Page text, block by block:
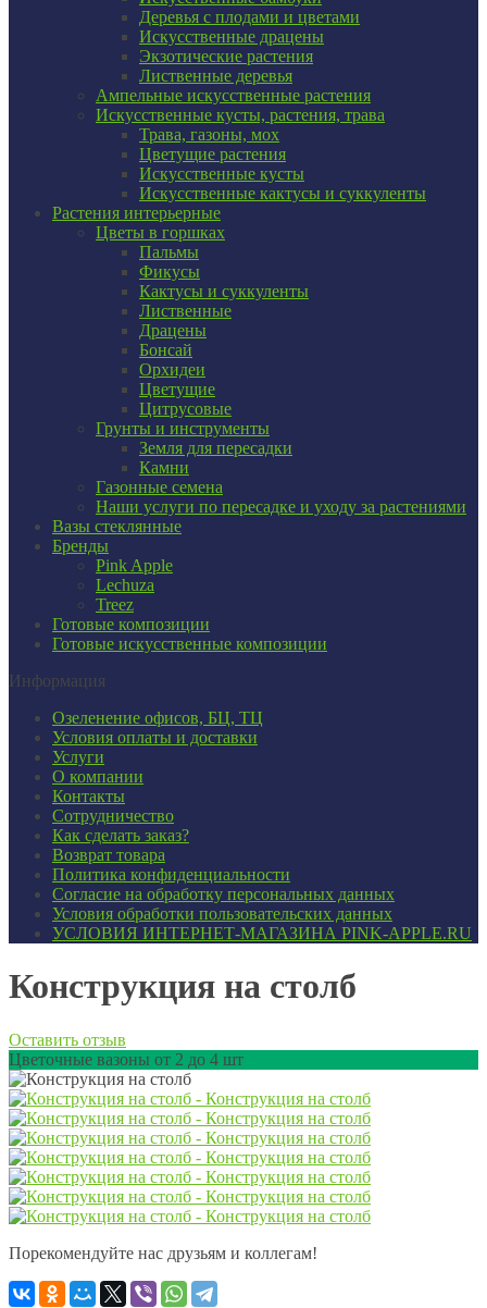
Деревья с плодами и цветами
Искусственные драцены
Экзотические растения
Лиственные деревья
Ампельные искусственные растения
Искусственные кусты, растения, трава
Трава, газоны, мох
Цветущие растения
Искусственные кусты
Искусственные кактусы и суккуленты
Растения интерьерные
Цветы в горшках
Пальмы
Фикусы
Кактусы и суккуленты
Лиственные
Драцены
Бонсай
Орхидеи
Цветущие
Цитрусовые
Грунты и инструменты
Земля для пересадки
Камни
Газонные семена
Наши услуги по пересадке и уходу за растениями
Вазы стеклянные
Бренды
Pink Apple
Lechuza
Treez
Готовые композиции
Готовые искусственные композиции
Информация
Озеленение офисов, БЦ, ТЦ
Условия оплаты и доставки
Услуги
О компании
Контакты
Сотрудничество
Как сделать заказ?
Возврат товара
Политика конфиденциальности
Согласие ​на обработку персональных данных
Условия обработки пользовательских данных
УСЛОВИЯ ИНТЕРНЕТ-МАГАЗИНА PINK-APPLE.RU
Конструкция на столб
Оставить отзыв
Цветочные вазоны от 2 до 4 шт
Порекомендуйте нас друзьям и коллегам!